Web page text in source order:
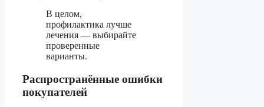
В целом,
профилактика лучше
лечения — выбирайте
проверенные
варианты.
Распространённые ошибки
покупателей